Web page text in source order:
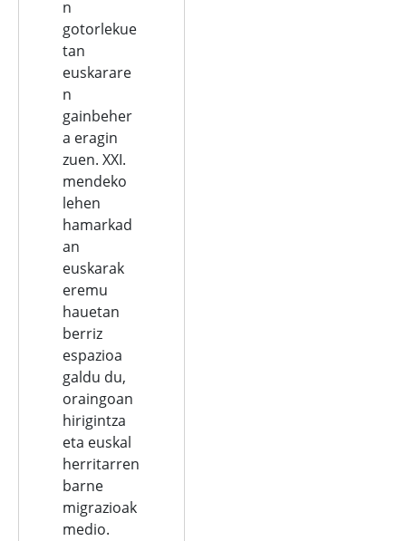
n
gotorlekue
tan
euskarare
n
gainbeher
a eragin
zuen. XXI.
mendeko
lehen
hamarkad
an
euskarak
eremu
hauetan
berriz
espazioa
galdu du,
oraingoan
hirigintza
eta euskal
herritarren
barne
migrazioak
medio.